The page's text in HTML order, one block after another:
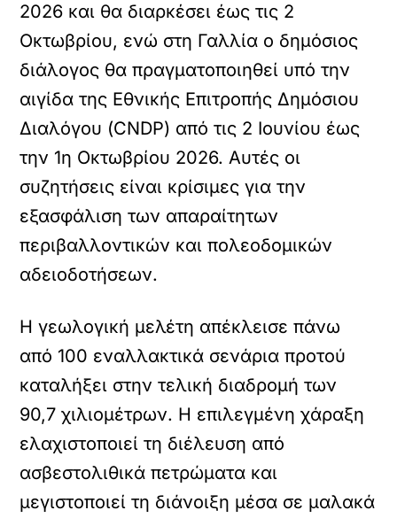
2026 και θα διαρκέσει έως τις 2
Οκτωβρίου, ενώ στη Γαλλία ο δημόσιος
διάλογος θα πραγματοποιηθεί υπό την
αιγίδα της Εθνικής Επιτροπής Δημόσιου
Διαλόγου (CNDP) από τις 2 Ιουνίου έως
την 1η Οκτωβρίου 2026. Αυτές οι
συζητήσεις είναι κρίσιμες για την
εξασφάλιση των απαραίτητων
περιβαλλοντικών και πολεοδομικών
αδειοδοτήσεων.
Η γεωλογική μελέτη απέκλεισε πάνω
από 100 εναλλακτικά σενάρια προτού
καταλήξει στην τελική διαδρομή των
90,7 χιλιομέτρων. Η επιλεγμένη χάραξη
ελαχιστοποιεί τη διέλευση από
ασβεστολιθικά πετρώματα και
μεγιστοποιεί τη διάνοιξη μέσα σε μαλακά